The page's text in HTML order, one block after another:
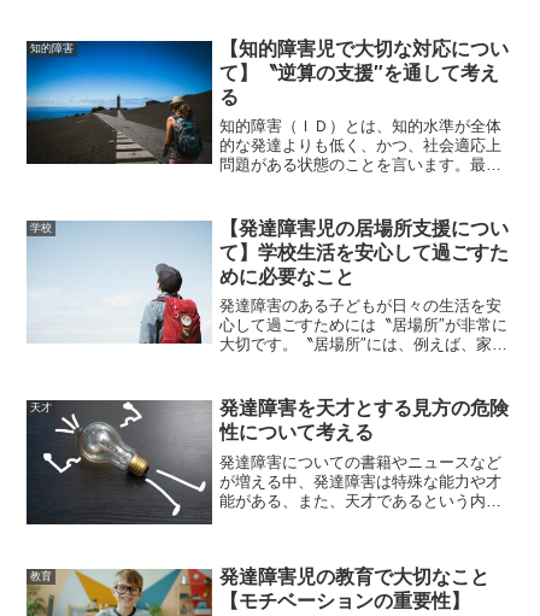
知的障害
【知的障害児で大切な対応につい
て】〝逆算の支援″を通して考え
る
知的障害（ＩＤ）とは、知的水準が全体
的な発達よりも低く、かつ、社会適応上
問題がある状態のことを言います。最近
は療育現場などを通して、知的障害のあ
る人たちと関わることが多...
学校
【発達障害児の居場所支援につい
て】学校生活を安心して過ごすた
めに必要なこと
発達障害のある子どもが日々の生活を安
心して過ごすためには〝居場所″が非常に
大切です。〝居場所″には、例えば、家庭
て、安心できる〝居場所″を複数持ってい
ることもまたとて...
天才
発達障害を天才とする見方の危険
性について考える
発達障害についての書籍やニュースなど
が増える中、発達障害は特殊な能力や才
能がある、また、天才であるという内容
可能性があった人物は決し...
教育
発達障害児の教育で大切なこと
【モチベーションの重要性】